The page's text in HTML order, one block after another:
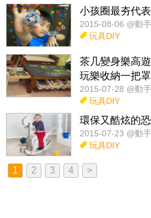
小孩圈最夯代
2015-08-06 @動
玩具DIY
茶几變身樂高
玩樂收納一把罩
2015-07-28 @動
玩具DIY
環保又酷炫的
2015-07-23 @動
玩具DIY
1 2 3 4 >